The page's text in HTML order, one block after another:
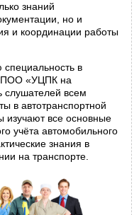
знаний
но и
и координации работы
в
«УЦПК на
слушателей всем
в автотранспортной
изучают все основные
учёта автомобильного
знания в
на транспорте.